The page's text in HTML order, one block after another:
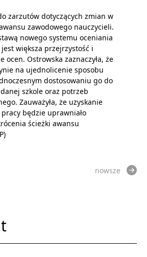
zarzutów dotyczących zmian w
zawodowego nauczycieli.
nowego systemu oceniania
większa przejrzystość i
ocen. Ostrowska zaznaczyła, że
na ujednolicenie sposobu
dostosowaniu go do
szkole oraz potrzeb
Zauważyła, że uzyskanie
będzie uprawniało
ścieżki awansu
nowsze